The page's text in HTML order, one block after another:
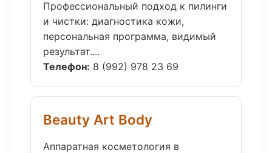
Профессиональный подход к пилинги
и чистки: диагностика кожи,
персональная программа, видимый
результат....
Телефон: 8 (992) 978 23 69
Beauty Art Body
Аппаратная косметология в